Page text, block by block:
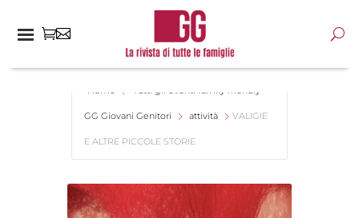
Home Tutti gli eventi family friendly -
GG Giovani Genitori attività VALIGIE
E ALTRE PICCOLE STORIE